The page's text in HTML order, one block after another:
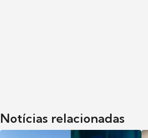
Notícias relacionadas